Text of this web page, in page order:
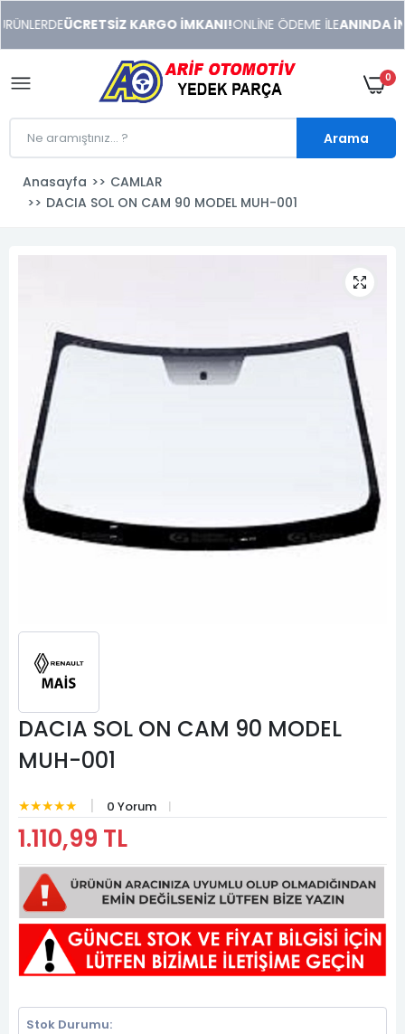
xonusu
veren
sitolar
ÜCRETSİZ KARGO İMKANI!ONLİNE ÖDEME İLEANINDA
0
Arama
Anasayfa
CAMLAR
DACIA SOL ON CAM 90 MODEL MUH-001
DACIA SOL ON CAM 90 MODEL
MUH-001
★★★★★ 0 Yorum
1.110,99 TL
Stok Durumu: